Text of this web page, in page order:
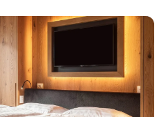
groene bronnen en het
en groenten. Buiten is er een